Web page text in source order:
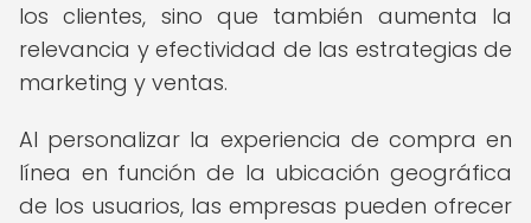
los clientes, sino que también aumenta la
relevancia y efectividad de las estrategias de
marketing y ventas.
Al personalizar la experiencia de compra en
línea en función de la ubicación geográfica
de los usuarios, las empresas pueden ofrecer